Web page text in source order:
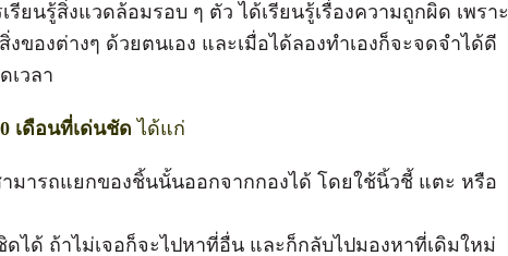
รียนรู้สิ่งแวดล้อมรอบ ๆ ตัว ได้เรียนรู้เรื่องความถูกผิด เพราะ
ของต่างๆ ด้วยตนเอง และเมื่อได้ลองทำเองก็จะจดจำได้ดี
เวลา
เดือนที่เด่นชัด ได้แก่
มารถแยกของชิ้นนั้นออกจากกองได้ โดยใช้นิ้วชี้ แตะ หรือ
ได้ ถ้าไม่เจอก็จะไปหาที่อื่น และก็กลับไปมองหาที่เดิมใหม่